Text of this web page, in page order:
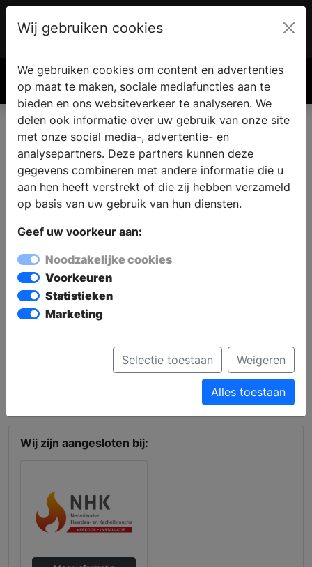
€ 0.00
Het Kacheltje
Het Kacheltje
7251 JW VORDEN
Navigeer met Waze
Navigeer met Kaarten
Wij zijn aangesloten bij:
Wij gebruiken cookies
We gebruiken cookies om content en advertenties
op maat te maken, sociale mediafuncties aan te
bieden en ons websiteverkeer te analyseren. We
delen ook informatie over uw gebruik van onze site
met onze social media-, advertentie- en
analysepartners. Deze partners kunnen deze
gegevens combineren met andere informatie die u
aan hen heeft verstrekt of die zij hebben verzameld
op basis van uw gebruik van hun diensten.
Geef uw voorkeur aan:
Noodzakelijke cookies
Voorkeuren
Statistieken
Marketing
Selectie toestaan Weigeren
Alles toestaan